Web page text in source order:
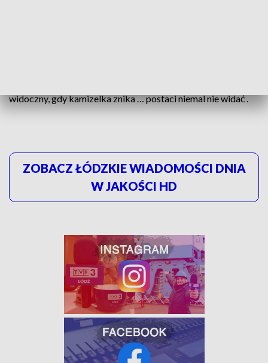
widoczny, gdy kamizelka znika … postaci niemal nie widać .
ZOBACZ ŁÓDZKIE WIADOMOŚCI DNIA
W JAKOŚCI HD